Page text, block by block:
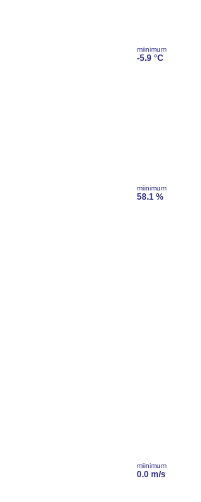
miinimum
-5.9 °C
miinimum
58.1 %
miinimum
0.0 m/s